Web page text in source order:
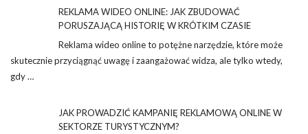
REKLAMA WIDEO ONLINE: JAK ZBUDOWAĆ
PORUSZAJĄCĄ HISTORIĘ W KRÓTKIM CZASIE
Reklama wideo online to potężne narzędzie, które może
skutecznie przyciągnąć uwagę i zaangażować widza, ale tylko wtedy,
gdy …
JAK PROWADZIĆ KAMPANIĘ REKLAMOWĄ ONLINE W
SEKTORZE TURYSTYCZNYM?